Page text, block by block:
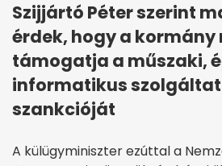
Szijjártó Péter szerint
érdek, hogy a kormány
támogatja a műszaki,
informatikus
szankcióját
A külügyminiszter ezúttal a